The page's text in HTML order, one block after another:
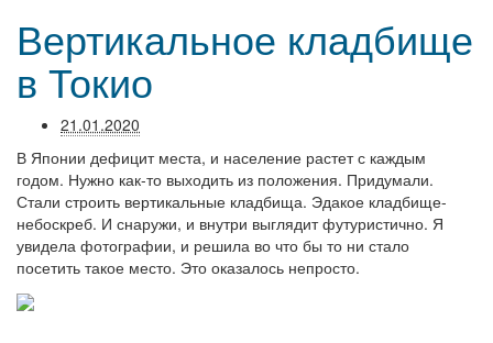
Вертикальное кладбище
в Токио
21.01.2020
В Японии дефицит места, и население растет с каждым
годом. Нужно как-то выходить из положения. Придумали.
Стали строить вертикальные кладбища. Эдакое кладбище-
небоскреб. И снаружи, и внутри выглядит футуристично. Я
увидела фотографии, и решила во что бы то ни стало
посетить такое место. Это оказалось непросто.